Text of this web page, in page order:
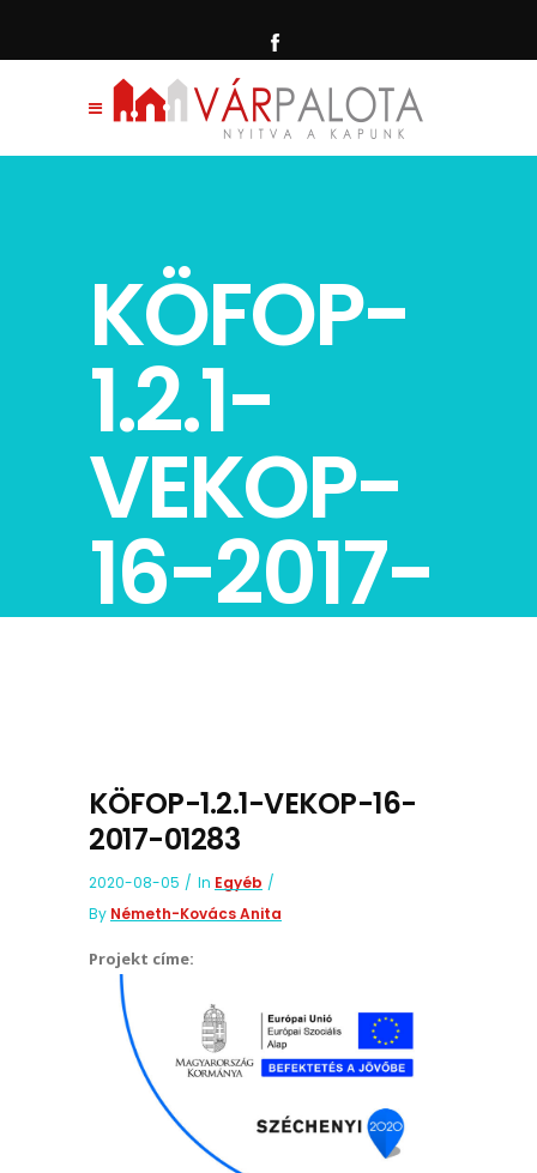
KÖFOP-
1.2.1-
VEKOP-
16-2017-
KÖFOP-1.2.1-VEKOP-16-
2017-01283
2020-08-05 In Egyéb
By Németh-Kovács Anita
Projekt címe: